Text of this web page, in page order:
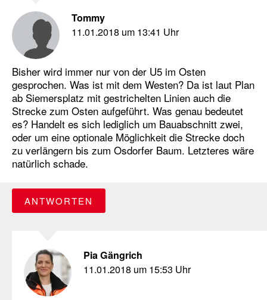
Tommy
11.01.2018 um 13:41 Uhr
Bisher wird immer nur von der U5 im Osten
gesprochen. Was ist mit dem Westen? Da ist laut Plan
ab Siemersplatz mit gestrichelten Linien auch die
Strecke zum Osten aufgeführt. Was genau bedeutet
es? Handelt es sich lediglich um Bauabschnitt zwei,
oder um eine optionale Möglichkeit die Strecke doch
zu verlängern bis zum Osdorfer Baum. Letzteres wäre
natürlich schade.
ANTWORTEN
Pia Gängrich
11.01.2018 um 15:53 Uhr